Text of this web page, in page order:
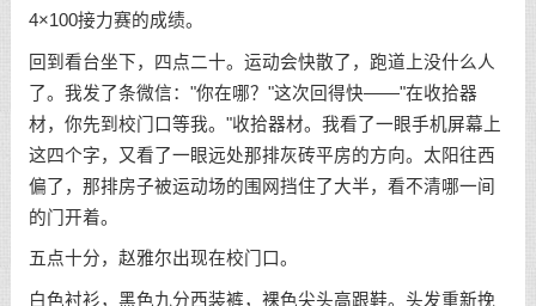
4×100接力赛的成绩。
回到看台坐下，四点二十。运动会快散了，跑道上没什么人
了。我发了条微信："你在哪？"这次回得快——"在收拾器
材，你先到校门口等我。"收拾器材。我看了一眼手机屏幕上
这四个字，又看了一眼远处那排灰砖平房的方向。太阳往西
偏了，那排房子被运动场的围网挡住了大半，看不清哪一间
的门开着。
五点十分，赵雅尔出现在校门口。
白色衬衫，黑色九分西装裤，裸色尖头高跟鞋。头发重新挽